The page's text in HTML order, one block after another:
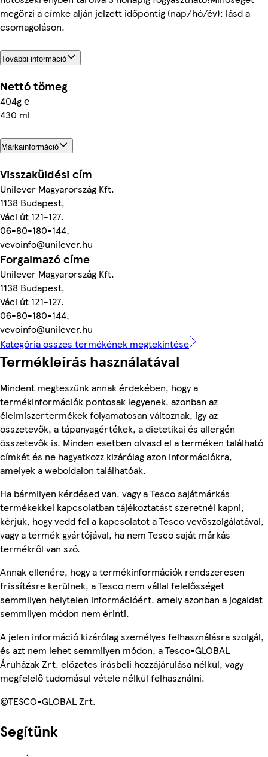
megőrzi a címke alján jelzett időpontig (nap/hó/év): lásd a
csomagoláson.
További információ
Nettó tömeg
404g ℮
430 ml
Márkainformáció
Visszaküldési cím
Unilever Magyarország Kft.
1138 Budapest,
Váci út 121-127.
06-80-180-144,
vevoinfo@unilever.hu
Forgalmazó címe
Unilever Magyarország Kft.
1138 Budapest,
Váci út 121-127.
06-80-180-144,
vevoinfo@unilever.hu
Kategória összes termékének megtekintése
Termékleírás használatával
Mindent megteszünk annak érdekében, hogy a
termékinformációk pontosak legyenek, azonban az
élelmiszertermékek folyamatosan változnak, így az
összetevők, a tápanyagértékek, a dietetikai és allergén
összetevők is. Minden esetben olvasd el a terméken található
címkét és ne hagyatkozz kizárólag azon információkra,
amelyek a weboldalon találhatóak.
Ha bármilyen kérdésed van, vagy a Tesco sajátmárkás
termékekkel kapcsolatban tájékoztatást szeretnél kapni,
kérjük, hogy vedd fel a kapcsolatot a Tesco vevőszolgálatával,
vagy a termék gyártójával, ha nem Tesco saját márkás
termékről van szó.
Annak ellenére, hogy a termékinformációk rendszeresen
frissítésre kerülnek, a Tesco nem vállal felelősséget
semmilyen helytelen információért, amely azonban a jogaidat
semmilyen módon nem érinti.
A jelen információ kizárólag személyes felhasználásra szolgál,
és azt nem lehet semmilyen módon, a Tesco-GLOBAL
Áruházak Zrt. előzetes írásbeli hozzájárulása nélkül, vagy
megfelelő tudomásul vétele nélkül felhasználni.
©TESCO-GLOBAL Zrt.
Segítünk